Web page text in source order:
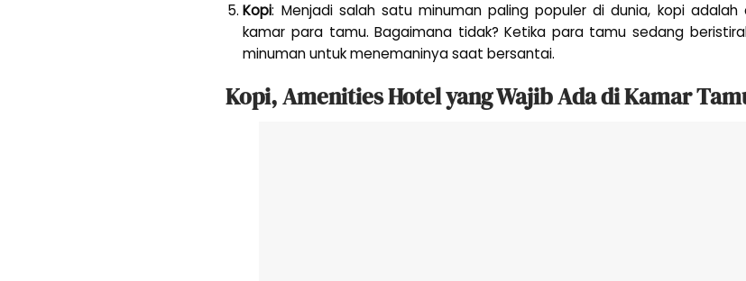
Kopi: Menjadi salah satu minuman paling populer di dunia, kopi
kamar para tamu. Bagaimana tidak? Ketika para tamu sedang
minuman untuk menemaninya saat bersantai.
Kopi, Amenities Hotel yang Wajib Ada di Kamar